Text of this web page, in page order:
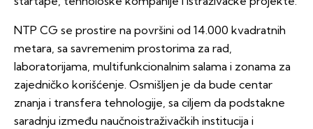
NTP CG se prostire na površini od 14.000 kvadratnih
metara, sa savremenim prostorima za rad,
laboratorijama, multifunkcionalnim salama i zonama za
zajedničko korišćenje. Osmišljen je da bude centar
znanja i transfera tehnologije, sa ciljem da podstakne
saradnju između naučnoistraživačkih institucija i